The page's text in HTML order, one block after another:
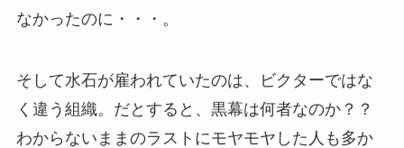
なかったのに・・・。
そして水石が雇われていたのは、ビクターではな
く違う組織。だとすると、黒幕は何者なのか？？
わからないままのラストにモヤモヤした人も多か